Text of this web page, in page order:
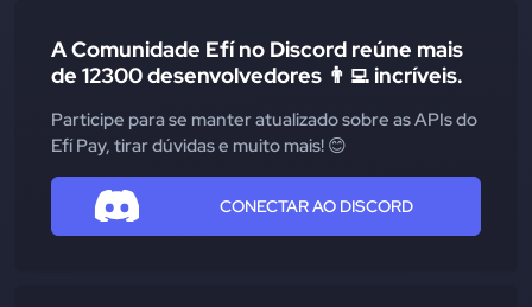
A Comunidade Efí no Discord reúne mais
de 12300 desenvolvedores 👨‍💻 incríveis.
Participe para se manter atualizado sobre as APIs do
Efí Pay, tirar dúvidas e muito mais! 😊
CONECTAR AO DISCORD